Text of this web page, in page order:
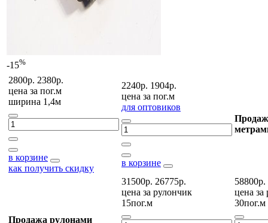
-15%
2800р. 2380р.
цена за пог.м
ширина 1,4м
в корзине
как получить скидку
2240р. 1904р.
цена за пог.м
для оптовиков
в корзине
Продажа рулонами
31500р. 26775р.
цена за рулончик
15пог.м
58800р.
цена за
30пог.м